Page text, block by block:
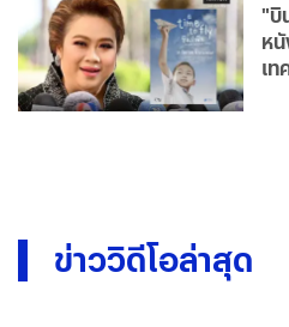
"บิ
หนั
เ
ข่าววิดีโอล่าสุด